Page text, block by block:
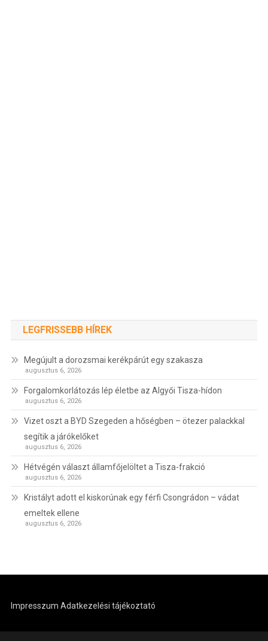
LEGFRISSEBB HÍREK
Megújult a dorozsmai kerékpárút egy szakasza
augusztus 6, 2026
Forgalomkorlátozás lép életbe az Algyői Tisza-hídon
augusztus 6, 2026
Vizet oszt a BYD Szegeden a hőségben – ötezer palackkal
segítik a járókelőket
augusztus 6, 2026
Hétvégén választ államfőjelöltet a Tisza-frakció
augusztus 6, 2026
Kristályt adott el kiskorúnak egy férfi Csongrádon – vádat
emeltek ellene
augusztus 6, 2026
Impresszum Adatkezelési tájékoztató